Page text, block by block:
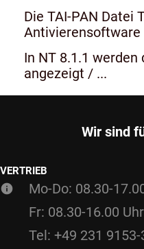
Die TAI-PAN Datei
Antivierensoftware
In NT 8.1.1
angezeigt / ...
Wir sind
VERTRIEB
Mo-Do: 08.30-
Fr: 08.30-16.00 Uhr
Tel: +49 231 9153-